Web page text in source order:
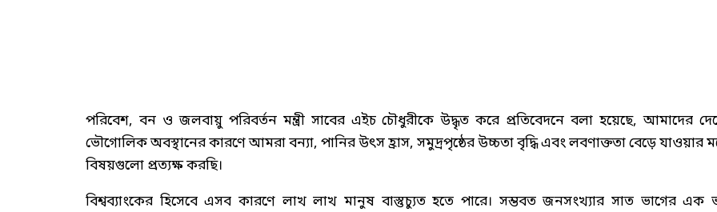
পরিবেশ, বন ও জলবায়ু পরিবর্তন মন্ত্রী সাবের এইচ চৌধুরীকে উদ্ধৃত করে প্রতিবেদনে বলা হয়েছে, আমাদের
ভৌগোলিক অবস্থানের কারণে আমরা বন্যা, পানির উৎস হ্রাস, সমুদ্রপৃষ্ঠের উচ্চতা বৃদ্ধি এবং লবণাক্ততা বেড়ে যাওয়ার
বিষয়গুলো প্রত্যক্ষ করছি।
বিশ্বব্যাংকের হিসেবে এসব কারণে লাখ লাখ মানুষ বাস্তুচ্যুত হতে পারে। সম্ভবত জনসংখ্যার সাত ভাগের এক